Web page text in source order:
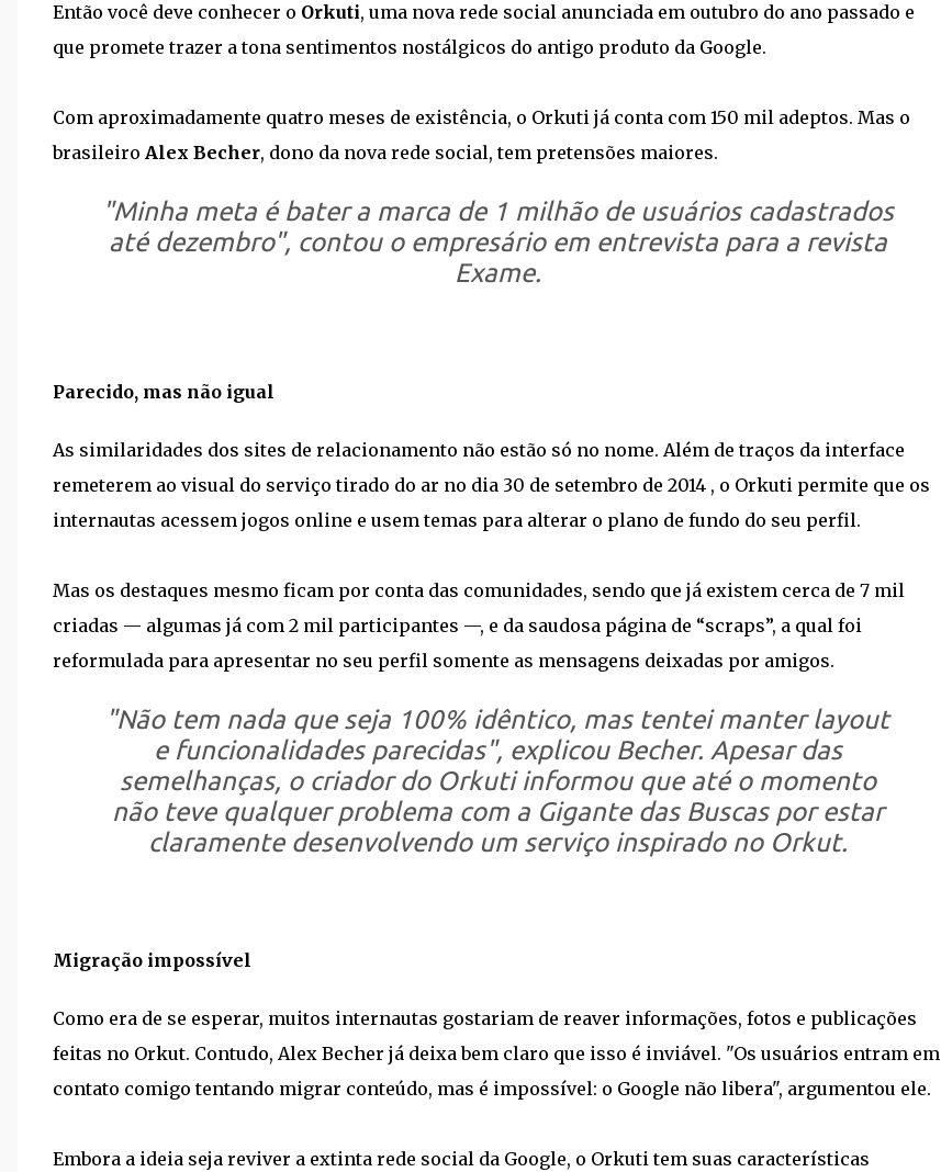
Então você deve conhecer o Orkuti, uma nova rede social anunciada em outubro do ano passado e
que promete trazer a tona sentimentos nostálgicos do antigo produto da Google.
Com aproximadamente quatro meses de existência, o Orkuti já conta com 150 mil adeptos. Mas o
brasileiro Alex Becher, dono da nova rede social, tem pretensões maiores.
"Minha meta é bater a marca de 1 milhão de usuários cadastrados
até dezembro", contou o empresário em entrevista para a revista
Exame.
Parecido, mas não igual
As similaridades dos sites de relacionamento não estão só no nome. Além de traços da interface
remeterem ao visual do serviço tirado do ar no dia 30 de setembro de 2014 , o Orkuti permite que os
internautas acessem jogos online e usem temas para alterar o plano de fundo do seu perfil.
Mas os destaques mesmo ficam por conta das comunidades, sendo que já existem cerca de 7 mil
criadas — algumas já com 2 mil participantes —, e da saudosa página de “scraps”, a qual foi
reformulada para apresentar no seu perfil somente as mensagens deixadas por amigos.
"Não tem nada que seja 100% idêntico, mas tentei manter layout
e funcionalidades parecidas", explicou Becher. Apesar das
semelhanças, o criador do Orkuti informou que até o momento
não teve qualquer problema com a Gigante das Buscas por estar
claramente desenvolvendo um serviço inspirado no Orkut.
Migração impossível
Como era de se esperar, muitos internautas gostariam de reaver informações, fotos e publicações
feitas no Orkut. Contudo, Alex Becher já deixa bem claro que isso é inviável. "Os usuários entram em
contato comigo tentando migrar conteúdo, mas é impossível: o Google não libera", argumentou ele.
Embora a ideia seja reviver a extinta rede social da Google, o Orkuti tem suas características